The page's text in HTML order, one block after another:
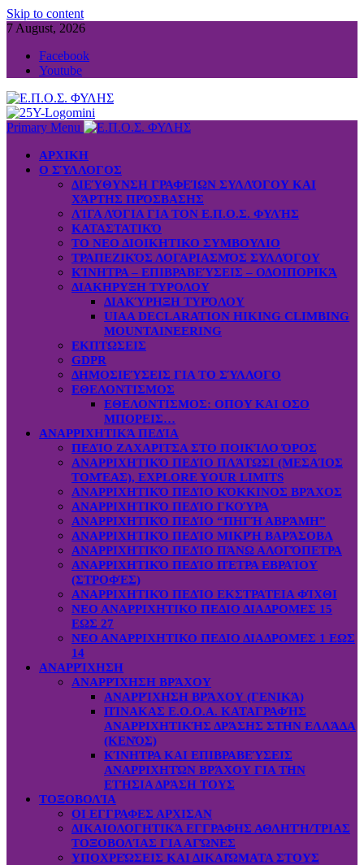
Skip to content
7 August, 2026
Facebook
Youtube
Primary Menu
ΑΡΧΙΚΗ
Ο ΣΎΛΛΟΓΟΣ
ΔΙΕΎΘΥΝΣΗ ΓΡΑΦΕΊΩΝ ΣΥΛΛΌΓΟΥ ΚΑΙ
ΧΆΡΤΗΣ ΠΡΌΣΒΑΣΗΣ
ΛΊΓΑ ΛΌΓΙΑ ΓΙΑ ΤΟΝ Ε.Π.Ο.Σ. ΦΥΛΉΣ
ΚΑΤΑΣΤΑΤΙΚΌ
ΤΟ ΝΕΟ ΔΙΟΙΚΗΤΙΚΟ ΣΥΜΒΟΥΛΙΟ
ΤΡΑΠΕΖΙΚΌΣ ΛΟΓΑΡΙΑΣΜΌΣ ΣΥΛΛΌΓΟΥ
ΚΊΝΗΤΡΑ – ΕΠΙΒΡΑΒΕΎΣΕΙΣ – ΟΔΟΙΠΟΡΙΚΆ
ΔΙΑΚΗΡΥΞΗ ΤΥΡΟΛΟΥ
ΔΙΑΚΎΡΗΞΗ ΤΥΡΌΛΟΥ
UIAA DECLARATION HIKING CLIMBING
MOUNTAINEERING
ΕΚΠΤΩΣΕΙΣ
GDPR
ΔΗΜΟΣΙΕΎΣΕΙΣ ΓΙΑ ΤΟ ΣΎΛΛΟΓΟ
ΕΘΕΛΟΝΤΙΣΜΟΣ
ΕΘΕΛΟΝΤΙΣΜΟΣ: OΠOY KAI ΟΣΟ
ΜΠΟΡΕΙΣ…
ΑΝΑΡΡΙΧΗΤΙΚΆ ΠΕΔΊΑ
ΠΕΔΊΟ ΖΑΧΑΡΙΤΣΑ ΣΤΟ ΠΟΙΚΊΛΟ ΌΡΟΣ
ΑΝΑΡΡΙΧΗΤΙΚΌ ΠΕΔΊΟ ΠΛΆΤΩΣΙ (ΜΕΣΑΊΟΣ
ΤΟΜΈΑΣ), EXPLORE YOUR LIMITS
ΑΝΑΡΡΙΧΗΤΙΚΌ ΠΕΔΊΟ ΚΌΚΚΙΝΟΣ ΒΡΆΧΟΣ
ΑΝΑΡΡΙΧΗΤΙΚΌ ΠΕΔΊΟ ΓΚΟΎΡΑ
ΑΝΑΡΡΙΧΗΤΙΚΌ ΠΕΔΊΟ “ΠΗΓΉ ΑΒΡΆΜΗ”
ΑΝΑΡΡΙΧΗΤΙΚΌ ΠΕΔΊΟ ΜΙΚΡΉ ΒΑΡΆΣΟΒΑ
ΑΝΑΡΡΙΧΗΤΙΚΌ ΠΕΔΊΟ ΠΆΝΩ ΑΛΟΓΌΠΕΤΡΑ
ΑΝΑΡΡΙΧΗΤΙΚΌ ΠΕΔΊΟ ΠΈΤΡΑ ΕΒΡΑΊΟΥ
(ΣΤΡΟΦΈΣ)
ΑΝΑΡΡΙΧΗΤΙΚΌ ΠΕΔΊΟ ΕΚΣΤΡΑΤΕΙΑ ΦΊΧΘΙ
ΝΕΟ ΑΝΑΡΡΙΧΗΤΙΚΟ ΠΕΔΙΟ ΔΙΑΔΡΟΜΕΣ 15
ΕΩΣ 27
ΝΕΟ ΑΝΑΡΡΙΧΗΤΙΚΟ ΠΕΔΙΟ ΔΙΑΔΡΟΜΕΣ 1 ΕΩΣ
14
ΑΝΑΡΡΊΧΗΣΗ
ΑΝΑΡΡΊΧΗΣΗ ΒΡΆΧΟΥ
ΑΝΑΡΡΊΧΗΣΗ ΒΡΆΧΟΥ (ΓΕΝΙΚΆ)
ΠΊΝΑΚΑΣ Ε.Ο.Ο.Α. ΚΑΤΑΓΡΑΦΉΣ
ΑΝΑΡΡΙΧΗΤΙΚΉΣ ΔΡΆΣΗΣ ΣΤΗΝ ΕΛΛΆΔΑ
(ΚΕΝΌΣ)
ΚΊΝΗΤΡΑ ΚΑΙ ΕΠΙΒΡΑΒΕΎΣΕΙΣ
ΑΝΑΡΡΙΧΗΤΏΝ ΒΡΆΧΟΥ ΓΙΑ ΤΗΝ
ΕΤΉΣΙΑ ΔΡΆΣΗ ΤΟΥΣ
ΤΟΞΟΒΟΛΊΑ
ΟΙ ΕΓΓΡΑΦΕΣ ΑΡΧΙΣΑΝ
ΔΙΚΑΙΟΛΟΓΗΤΙΚΆ ΕΓΓΡΑΦΗΣ ΑΘΛΗΤΉ/ΤΡΙΑΣ
ΤΟΞΟΒΟΛΊΑΣ ΓΙΑ ΑΓΏΝΕΣ
ΥΠΟΧΡΕΏΣΕΙΣ ΚΑΙ ΔΙΚΑΙΏΜΑΤΑ ΣΤΟΥΣ